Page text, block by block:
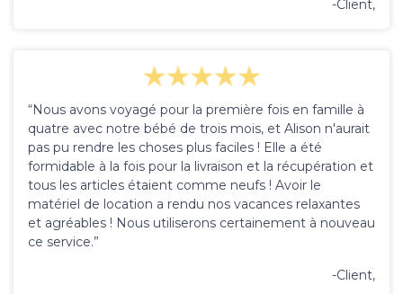
-Client,
“Nous avons voyagé pour la première fois en famille à
quatre avec notre bébé de trois mois, et Alison n'aurait
pas pu rendre les choses plus faciles ! Elle a été
formidable à la fois pour la livraison et la récupération et
tous les articles étaient comme neufs ! Avoir le
matériel de location a rendu nos vacances relaxantes
et agréables ! Nous utiliserons certainement à nouveau
ce service.”
-Client,